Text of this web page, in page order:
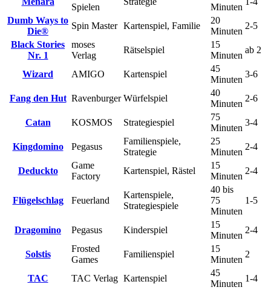
Spielen
Minuten
Dumb Ways to
Die®
Spin Master Kartenspiel, Familie
20
Minuten
2-5
Black Stories
Nr. 1
moses
Verlag
Rätselspiel
15
Minuten
ab 2
Wizard AMIGO Kartenspiel
45
Minuten
3-6
Fang den Hut Ravenburger Würfelspiel
40
Minuten
2-6
Catan KOSMOS Strategiespiel
75
Minuten
3-4
Kingdomino Pegasus
Familienspiele,
Strategie
25
Minuten
2-4
Deduckto
Game
Factory
Kartenspiel, Rästel
15
Minuten
2-4
Flügelschlag Feuerland
Kartenspiele,
Strategiespiele
40 bis
75
Minuten
1-5
Dragomino Pegasus Kinderspiel
15
Minuten
2-4
Solstis
Frosted
Games
Familienspiel
15
Minuten
2
TAC TAC Verlag Kartenspiel
45
Minuten
1-4